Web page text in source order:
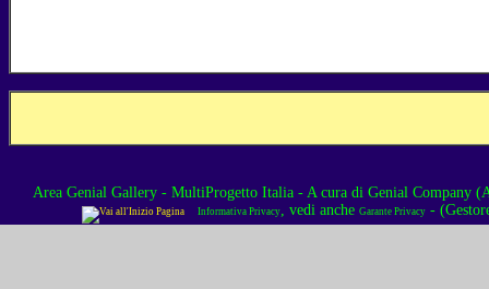
Area Genial Gallery - MultiProgetto Italia- A cura di Genial Company
Informativa Privacy, vedi anche Garante Privacy -